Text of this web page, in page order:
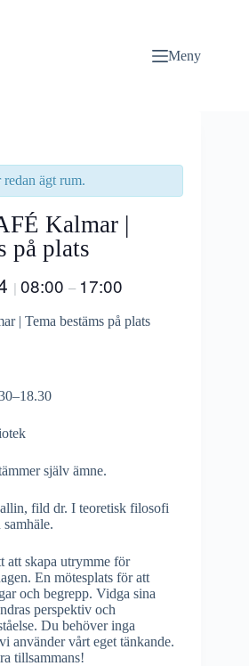
Meny
ägt rum.
Kalmar |
på plats
| 08:00 – 17:00
| Tema bestäms på plats
själv ämne.
fild dr. I teoretisk filosofi
att skapa utrymme för
En mötesplats för att
och begrepp. Vidga sina
perspektiv och
Du behöver inga
använder vårt eget tänkande.
tillsammans!